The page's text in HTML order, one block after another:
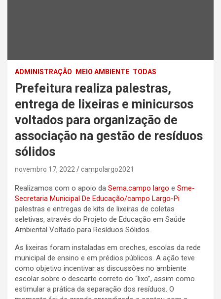
ADMINISTRAÇÃO MEIO AMBIENTE TODAS
Prefeitura realiza palestras,
entrega de lixeiras e minicursos
voltados para organização de
associação na gestão de resíduos
sólidos
novembro 17, 2022 campolargo2021
Realizamos com o apoio da Sema.campo largo e Sme-
Secretaria Municipal De Educação/campo Largo-Pi
palestras e entregas de kits de lixeiras de coletas
seletivas, através do Projeto de Educação em Saúde
Ambiental Voltado para Resíduos Sólidos.
As lixeiras foram instaladas em creches, escolas da rede
municipal de ensino e em prédios públicos. A ação teve
como objetivo incentivar as discussões no ambiente
escolar sobre o descarte correto do “lixo”, assim como
estimular a prática da separação dos resíduos. O